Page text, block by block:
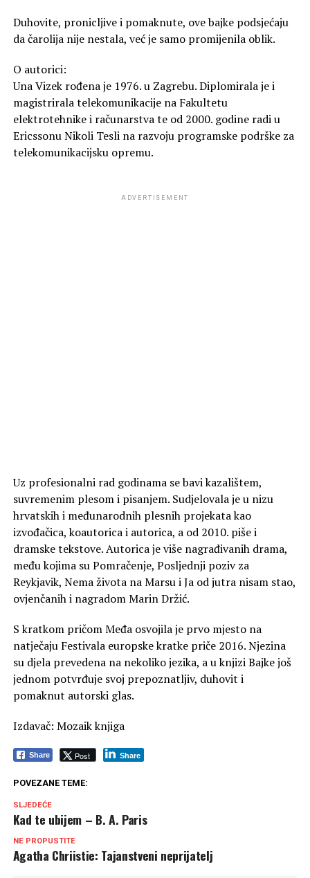
Duhovite, pronicljive i pomaknute, ove bajke podsjećaju
da čarolija nije nestala, već je samo promijenila oblik.
O autorici:
Una Vizek rođena je 1976. u Zagrebu. Diplomirala je i
magistrirala telekomunikacije na Fakultetu
elektrotehnike i računarstva te od 2000. godine radi u
Ericssonu Nikoli Tesli na razvoju programske podrške za
telekomunikacijsku opremu.
ADVERTISEMENT
Uz profesionalni rad godinama se bavi kazalištem,
suvremenim plesom i pisanjem. Sudjelovala je u nizu
hrvatskih i međunarodnih plesnih projekata kao
izvođačica, koautorica i autorica, a od 2010. piše i
dramske tekstove. Autorica je više nagrađivanih drama,
među kojima su Pomračenje, Posljednji poziv za
Reykjavik, Nema života na Marsu i Ja od jutra nisam stao,
ovjenčanih i nagradom Marin Držić.
S kratkom pričom Međa osvojila je prvo mjesto na
natječaju Festivala europske kratke priče 2016. Njezina
su djela prevedena na nekoliko jezika, a u knjizi Bajke još
jednom potvrđuje svoj prepoznatljiv, duhovit i
pomaknut autorski glas.
Izdavač: Mozaik knjiga
Share Post Share
POVEZANE TEME:
SLJEDEĆE
Kad te ubijem – B. A. Paris
NE PROPUSTITE
Agatha Chriistie: Tajanstveni neprijatelj